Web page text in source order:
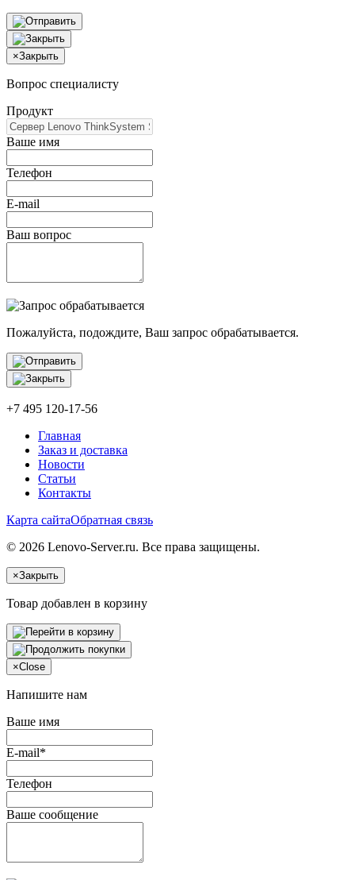
×Закрыть
Вопрос специалисту
Продукт
Ваше имя
Телефон
E-mail
Ваш вопрос
Пожалуйста, подождите, Ваш запрос обрабатывается.
+7 495 120-17-56
Главная
Заказ и доставка
Новости
Статьи
Контакты
Карта сайтаОбратная связь
© 2026 Lenovo-Server.ru. Все права защищены.
×Закрыть
Товар добавлен в корзину
×Close
Напишите нам
Ваше имя
E-mail*
Телефон
Ваше сообщение